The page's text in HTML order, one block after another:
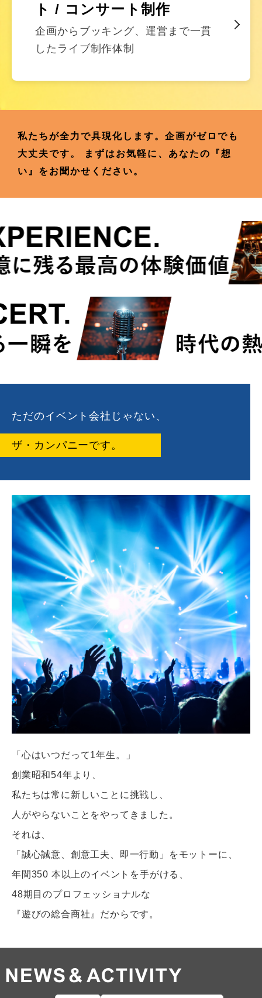
ト / コンサート制作
企画からブッキング、運営まで一貫
したライブ制作体制
私たちが全力で具現化します。企画がゼロでも
大丈夫です。
まずはお気軽に、あなたの『想
い』をお聞かせください。
ただのイベント会社じゃない、
ザ・カンパニーです。
「心はいつだって1年生。」
創業昭和54年より、
私たちは常に新しいことに挑戦し、
人がやらないことをやってきました。
それは、
「誠心誠意、創意工夫、即一行動」をモットーに、
年間350 本以上のイベントを手がける、
48期目のプロフェッショナルな
『遊びの総合商社』だからです。